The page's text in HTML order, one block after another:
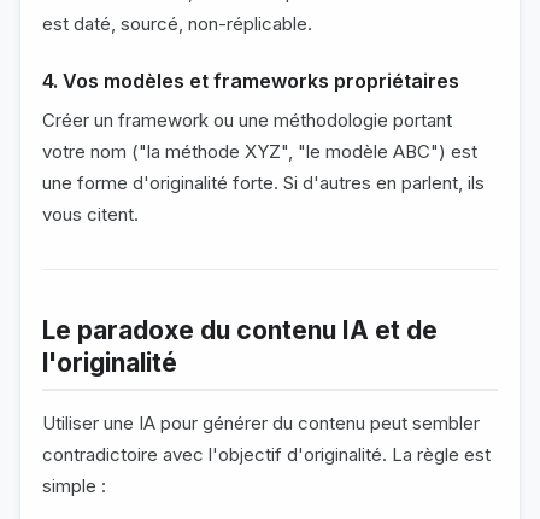
est daté, sourcé, non-réplicable.
4. Vos modèles et frameworks propriétaires
Créer un framework ou une méthodologie portant
votre nom ("la méthode XYZ", "le modèle ABC") est
une forme d'originalité forte. Si d'autres en parlent, ils
vous citent.
Le paradoxe du contenu IA et de
l'originalité
Utiliser une IA pour générer du contenu peut sembler
contradictoire avec l'objectif d'originalité. La règle est
simple :